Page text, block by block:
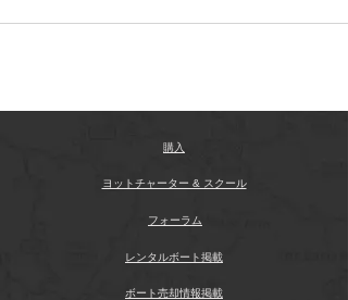
購入
ヨットチャーター & スクール
フォーラム
レンタルボート掲載
ボート売却情報掲載